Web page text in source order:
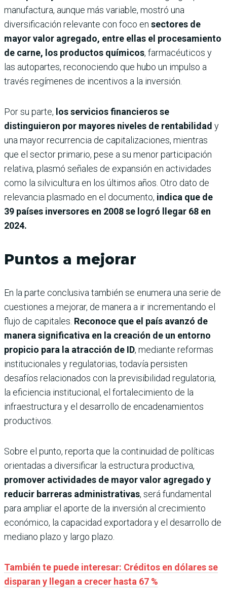
manufactura, aunque más variable, mostró una
diversificación relevante con foco en sectores de
mayor valor agregado, entre ellas el procesamiento
de carne, los productos químicos, farmacéuticos y
las autopartes, reconociendo que hubo un impulso a
través regímenes de incentivos a la inversión.
Por su parte, los servicios financieros se
distinguieron por mayores niveles de rentabilidad y
una mayor recurrencia de capitalizaciones, mientras
que el sector primario, pese a su menor participación
relativa, plasmó señales de expansión en actividades
como la silvicultura en los últimos años. Otro dato de
relevancia plasmado en el documento, indica que de
39 países inversores en 2008 se logró llegar 68 en
2024.
Puntos a mejorar
En la parte conclusiva también se enumera una serie de
cuestiones a mejorar, de manera a ir incrementando el
flujo de capitales. Reconoce que el país avanzó de
manera significativa en la creación de un entorno
propicio para la atracción de ID, mediante reformas
institucionales y regulatorias, todavía persisten
desafíos relacionados con la previsibilidad regulatoria,
la eficiencia institucional, el fortalecimiento de la
infraestructura y el desarrollo de encadenamientos
productivos.
Sobre el punto, reporta que la continuidad de políticas
orientadas a diversificar la estructura productiva,
promover actividades de mayor valor agregado y
reducir barreras administrativas, será fundamental
para ampliar el aporte de la inversión al crecimiento
económico, la capacidad exportadora y el desarrollo de
mediano plazo y largo plazo.
También te puede interesar: Créditos en dólares se
disparan y llegan a crecer hasta 67 %